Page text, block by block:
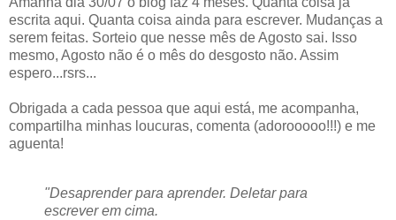
escrita aqui. Quanta coisa ainda para escrever. Mudanças a
serem feitas. Sorteio que nesse mês de Agosto sai. Isso
mesmo, Agosto não é o mês do desgosto não. Assim
espero...rsrs...
Obrigada a cada pessoa que aqui está, me acompanha,
compartilha minhas loucuras, comenta (adorooooo!!!) e me
aguenta!
"Desaprender para aprender. Deletar para
escrever em cima.